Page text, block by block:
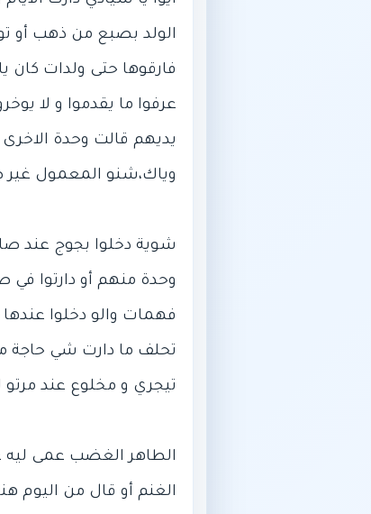
الولد بصبع من ذهب أو
فارقوها حتى ولدات كان
عرفوا ما يقدموا و لا
يديهم قالت وحدة الاخرى
شوية دخلوا بجوج عند
وحدة منهم أو دارتوا في
فهمات والو دخلوا
تحلف ما دارت شي حاجة
الطاهر الغضب عمى ليه
الغنم أو قال من اليوم